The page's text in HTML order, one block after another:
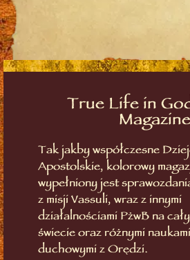
True Life in
Magazine
Tak jakby współczesne
Apostolskie, kolorowy
wypełniony jest
z misji Vassuli, wraz z innymi
działalnościami PżwB na
świecie oraz różnymi naukami
duchowymi z Orędzi.